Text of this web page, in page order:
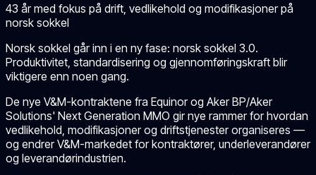
43 år med fokus på drift, vedlikehold og modifikasjoner på
norsk sokkel
Norsk sokkel går inn i en ny fase: norsk sokkel 3.0.
Produktivitet, standardisering og gjennomføringskraft blir
viktigere enn noen gang.
De nye V&M-kontraktene fra Equinor og Aker BP/Aker
Solutions' Next Generation MMO gir nye rammer for hvordan
vedlikehold, modifikasjoner og driftstjenester organiseres —
og endrer V&M-markedet for kontraktører, underleverandører
og leverandørindustrien.